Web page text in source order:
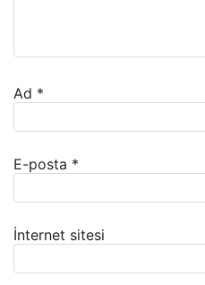
Ad *
E-posta *
İnternet sitesi